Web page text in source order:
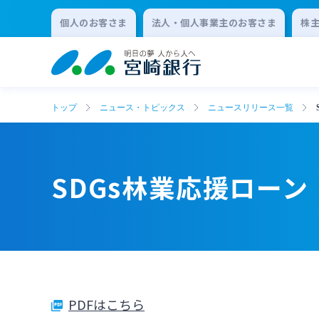
個人のお客さま 法人・個人事業主のお客さま 株
トップ ニュース・トピックス ニュースリリース一覧
SDGs林業応援ロー
PDFはこちら